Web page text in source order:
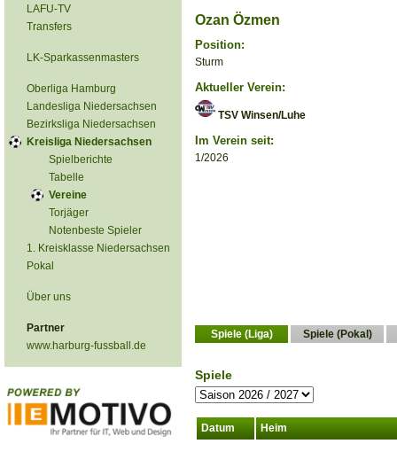
LAFU-TV
Transfers
LK-Sparkassenmasters
Oberliga Hamburg
Landesliga Niedersachsen
Bezirksliga Niedersachsen
Kreisliga Niedersachsen
Spielberichte
Tabelle
Vereine
Torjäger
Notenbeste Spieler
1. Kreisklasse Niedersachsen
Pokal
Über uns
Partner
www.harburg-fussball.de
Ozan Özmen
Position:
Sturm
Aktueller Verein:
TSV Winsen/Luhe
Im Verein seit:
1/2026
Spiele (Liga) Spiele (Pokal)
Spiele
Datum Heim